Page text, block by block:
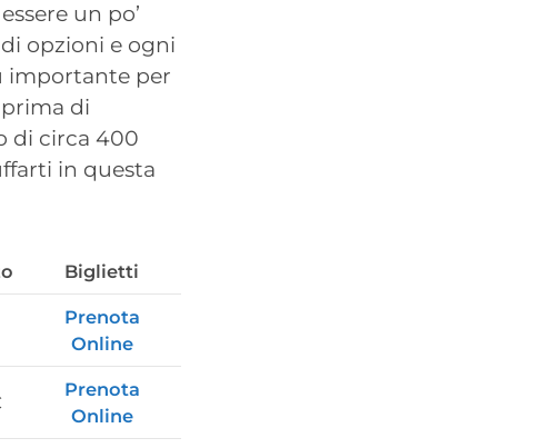
un po’
opzioni e ogni
importante per
di
di circa 400
in questa
Biglietti
Prenota
Online
Prenota
Online